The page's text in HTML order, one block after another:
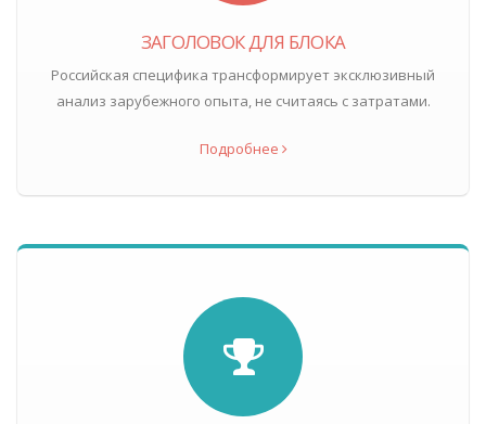
ЗАГОЛОВОК ДЛЯ БЛОКА
Российская специфика трансформирует эксклюзивный
анализ зарубежного опыта, не считаясь с затратами.
Подробнее